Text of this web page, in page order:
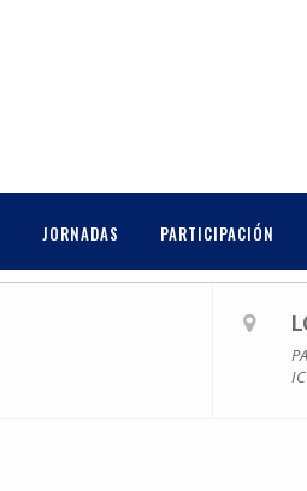
JORNADAS PARTICIPACIÓN